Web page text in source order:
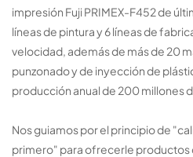
impresión Fuji PRIMEX-F452 de
líneas de pintura y 6 líneas de
velocidad, además de más de 20
punzonado y de inyección de
producción anual de 200 millones
Nos guiamos por el principio de
primero" para ofrecerle productos